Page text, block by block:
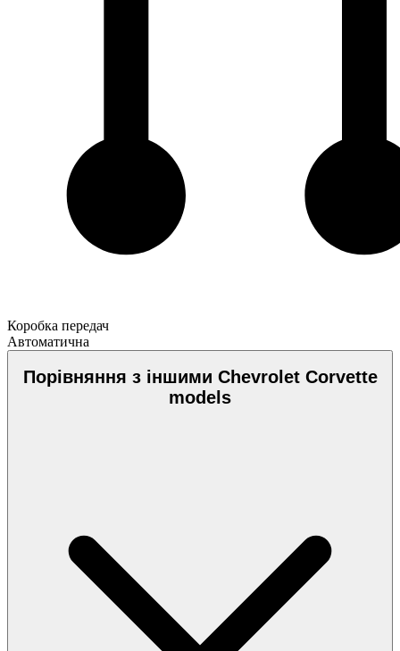
Коробка передач
Автоматична
Порівняння з іншими Chevrolet Corvette
models